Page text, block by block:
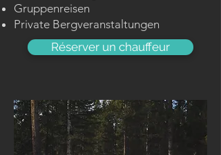
Gruppenreisen
Private Bergveranstaltungen
Réserver un chauffeur